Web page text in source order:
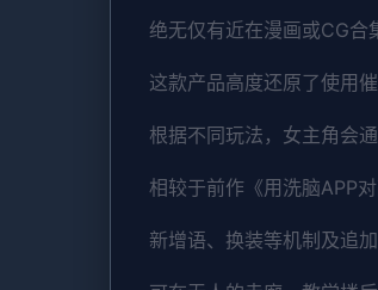
绝无仅有近在漫画或CG合
这款产品高度还原了使用
根据不同玩法，女主角会
相较于前作《用洗脑APP
新增语、换装等机制及追